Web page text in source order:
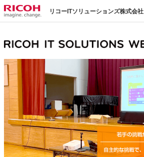
リコーITソリューションズ株式会社